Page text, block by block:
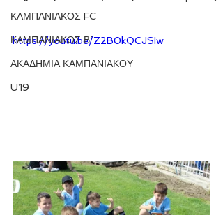
ΚΑΜΠΑΝΙΑΚΟΣ FC
ΚΑΜΠΑΝΙΑΚΟΣ Β΄
ΑΚΑΔΗΜΙΑ ΚΑΜΠΑΝΙΑΚΟΥ
U19
https://youtu.be/Z2B0kQCJSIw